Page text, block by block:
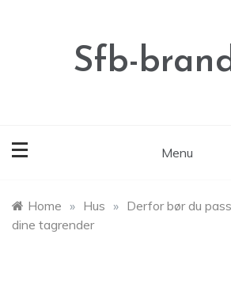
Sfb-
Menu
Home » Hus » Derfor bør du
dine tagrender